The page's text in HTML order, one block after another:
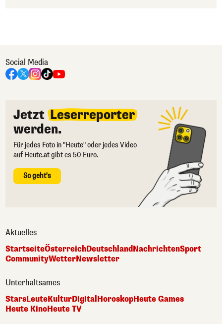
Social Media
Jetzt Leserreporter
werden.
Für jedes Foto in "Heute" oder jedes Video
auf Heute.at gibt es 50 Euro.
So geht's
Aktuelles
StartseiteÖsterreichDeutschlandNachrichtenSport
CommunityWetterNewsletter
Unterhaltsames
StarsLeuteKulturDigital HoroskopHeute Games
Heute KinoHeute TV